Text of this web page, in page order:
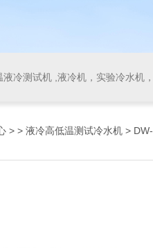
冷测试机 ,液冷机，实验冷水机，
> > 液冷高低温测试冷水机 >